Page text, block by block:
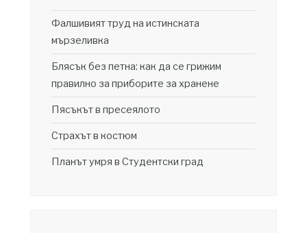
Фалшивият труд на истинската
мързеливка
Блясък без петна: как да се грижим
правилно за приборите за хранене
Пясъкът в пресеялото
Страхът в костюм
Планът умря в Студентски град